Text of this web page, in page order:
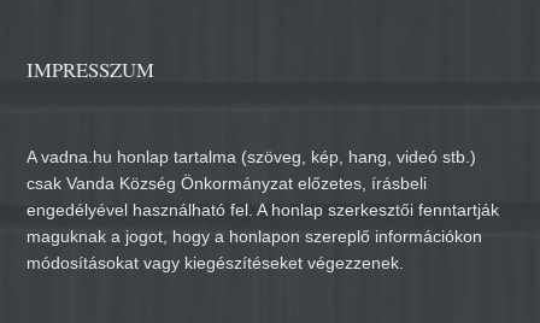
IMPRESSZUM
A vadna.hu honlap tartalma (szöveg, kép, hang, videó stb.)
csak Vanda Község Önkormányzat előzetes, írásbeli
engedélyével használható fel. A honlap szerkesztői fenntartják
maguknak a jogot, hogy a honlapon szereplő információkon
módosításokat vagy kiegészítéseket végezzenek.